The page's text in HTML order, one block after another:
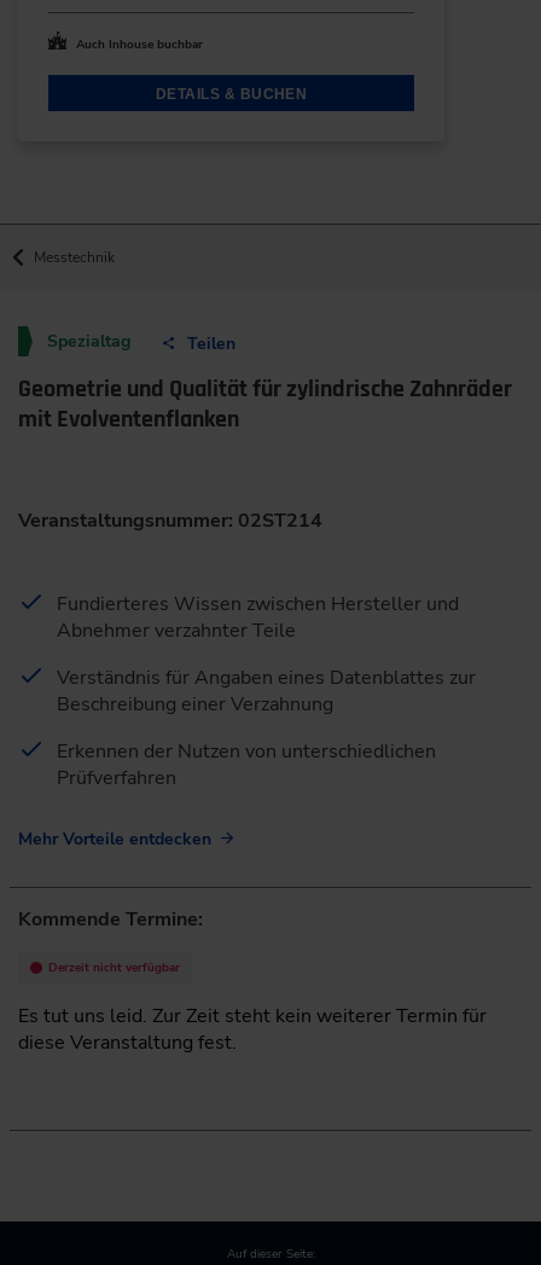
Auch Inhouse buchbar
DETAILS & BUCHEN
Messtechnik
Spezialtag Teilen
Geometrie und Qualität für zylindrische Zahnräder
mit Evolventenflanken
Veranstaltungsnummer: 02ST214
Fundierteres Wissen zwischen Hersteller und
Abnehmer verzahnter Teile
Verständnis für Angaben eines Datenblattes zur
Beschreibung einer Verzahnung
Erkennen der Nutzen von unterschiedlichen
Prüfverfahren
Mehr Vorteile entdecken
Kommende Termine:
Derzeit nicht verfügbar
Es tut uns leid. Zur Zeit steht kein weiterer Termin für
diese Veranstaltung fest.
Auf dieser Seite: